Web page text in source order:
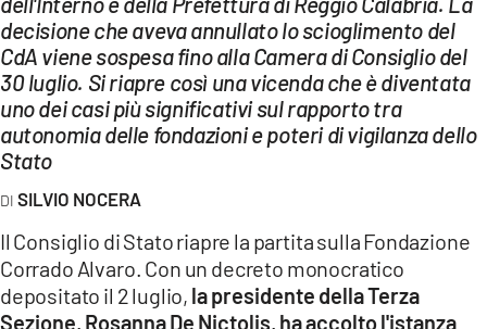
LAC ONAIR
LaC
Network
LACPLAY.IT
LACTV.IT
LACITYMAG.IT
ILREGGINO.IT
decisione che aveva annullato lo scioglimento del
CdA viene sospesa fino alla Camera di Consiglio del
30 luglio. Si riapre così una vicenda che è diventata
uno dei casi più significativi sul rapporto tra
autonomia delle fondazioni e poteri di vigilanza dello
Stato
SILVIO NOCERA
Il Consiglio di Stato riapre la partita sulla Fondazione
Corrado Alvaro. Con un decreto monocratico
depositato il 2 luglio, la presidente della Terza
Sezione, Rosanna De Nictolis, ha accolto l'istanza